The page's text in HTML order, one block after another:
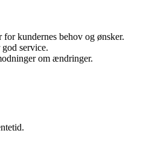
kundernes behov og ønsker.
service.
om ændringer.